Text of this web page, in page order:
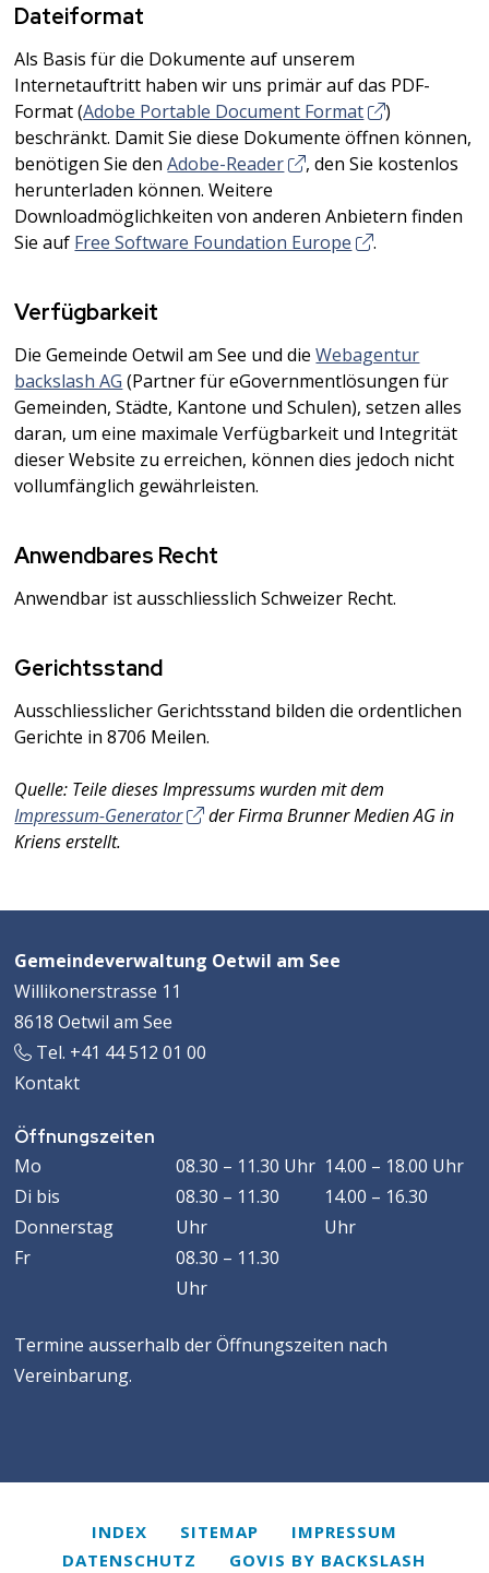
Dateiformat
Als Basis für die Dokumente auf unserem
Internetauftritt haben wir uns primär auf das PDF-
Format (Adobe Portable Document Format
)
beschränkt. Damit Sie diese Dokumente öffnen können,
benötigen Sie denAdobe-Reader
, den Sie kostenlos
herunterladen können. Weitere
Downloadmöglichkeiten von anderen Anbietern finden
Sie auf Free Software Foundation Europe .
Verfügbarkeit
Die Gemeinde Oetwil am See und dieWebagentur
backslash AG (Partner für eGovernmentlösungen für
Gemeinden, Städte, Kantone und Schulen), setzen alles
daran, um eine maximale Verfügbarkeit und Integrität
dieser Website zu erreichen, können dies jedoch nicht
vollumfänglich gewährleisten.
Anwendbares Recht
Anwendbar ist ausschliesslich Schweizer Recht.
Gerichtsstand
Ausschliesslicher Gerichtsstand bilden die ordentlichen
Gerichte in 8706 Meilen.
Quelle: Teile dieses Impressums wurden mit dem
Impressum-Generator
der Firma Brunner Medien AG in
Kriens erstellt.
Footer
Adresse
Gemeindeverwaltung Oetwil am See
Willikonerstrasse 11
8618 Oetwil am See
Tel. +41 44 512 01 00
Kontakt
Öffnungszeiten
Öffnungszeiten
WOCHENTAG VORMITTAG MACHMITTAG
Mo 08.30 – 11.30 Uhr 14.00 – 18.00 Uhr
Di bis
Donnerstag
08.30 – 11.30
Uhr
14.00 – 16.30
Uhr
Fr
08.30 – 11.30
Uhr
Termine ausserhalb der Öffnungszeiten nach
Vereinbarung.
ServicesINDEX SITEMAP
IMPRESSUM
DATENSCHUTZ
GOVIS BY BACKSLASH